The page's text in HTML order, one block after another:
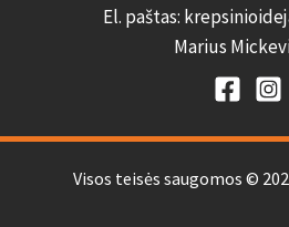
El. paštas:
Marius
Visos teisės saugomos ©